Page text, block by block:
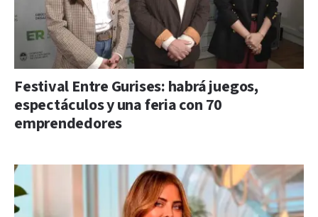
Festival Entre Gurises: habrá juegos,
espectáculos y una feria con 70
emprendedores